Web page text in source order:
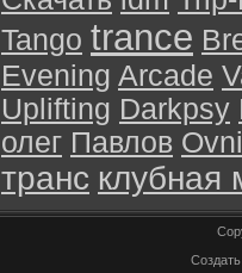
Tango trance
Evening Arcade
Uplifting Darkpsy
олег Павлов
транс клубная